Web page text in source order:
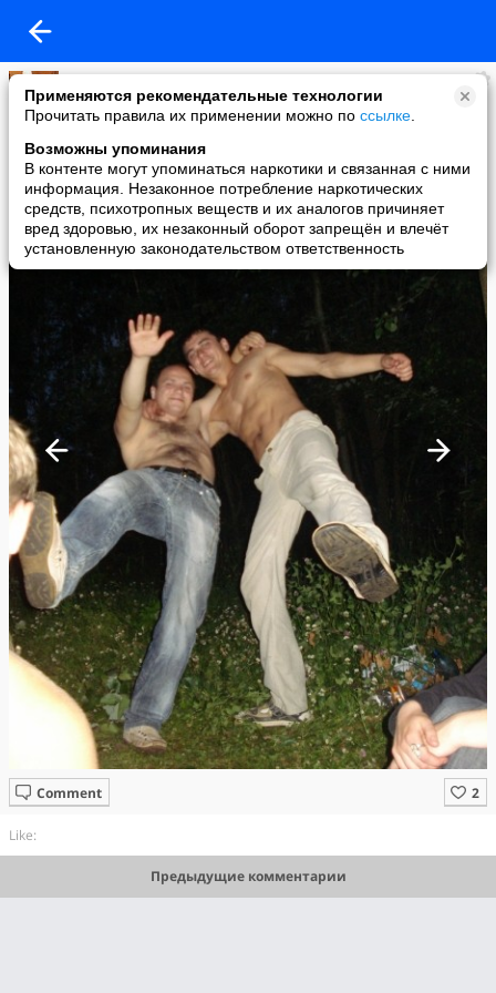
Применяются рекомендательные технологии
Прочитать правила их применении можно по ссылке
Возможны упоминания
В контенте могут упоминаться наркотики и связанная с ними
информация. Незаконное потребление наркотических
средств, психотропных веществ и их аналогов причиняет
вред здоровью, их незаконный оборот запрещён и влечёт
установленную законодательством ответственность
Артём Сапега
added a photo
06 Jan в 20:01
Comment
Like:
Предыдущие комментарии